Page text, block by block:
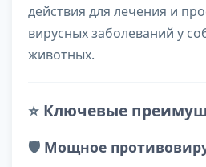
действия для лечения и
вирусных заболеваний у
животных.
⭐ Ключевые
🛡️ Мощное